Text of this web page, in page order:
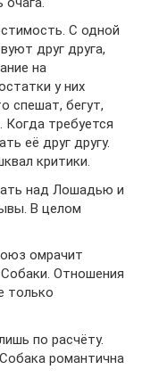
С одной
друг друга,
на
у них
спешат, бегут,
требуется
её друг другу.
критики.
над Лошадью и
В целом
омрачит
Отношения
только
по расчёту.
романтична